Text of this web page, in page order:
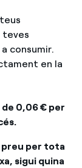
teves
consumir.
en la
0,06 € per
preu per tota
sigui quina